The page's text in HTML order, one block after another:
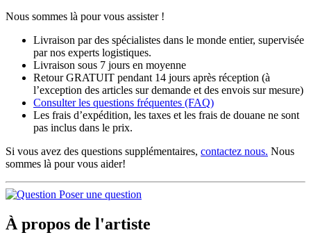
Nous sommes là pour vous assister !
Livraison par des spécialistes dans le monde entier, supervisée
par nos experts logistiques.
Livraison sous 7 jours en moyenne
Retour GRATUIT pendant 14 jours après réception (à
l’exception des articles sur demande et des envois sur mesure)
Consulter les questions fréquentes (FAQ)
Les frais d’expédition, les taxes et les frais de douane ne sont
pas inclus dans le prix.
Si vous avez des questions supplémentaires, contactez nous. Nous
sommes là pour vous aider!
Poser une question
À propos de l'artiste